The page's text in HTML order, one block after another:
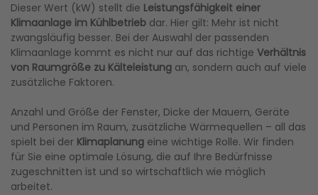
Dieser Wert (kW) stellt die Leistungsfähigkeit einer
Klimaanlage im Kühlbetrieb dar. Hier gilt: Mehr ist nicht
zwangsläufig besser. Bei der Auswahl der passenden
Klimaanlage kommt es nicht nur auf das richtige Verhältnis
von Raumgröße zu Kälteleistung an, sondern auch auf viele
zusätzliche Faktoren.
Anzahl und Größe der Fenster, Dicke der Mauern, Geräte
und Personen im Raum, zusätzliche Wärmequellen – all das
spielt bei der Klimaplanung eine wichtige Rolle. Wir finden
für Sie eine optimale Lösung, die auf Ihre Bedürfnisse
zugeschnitten ist und so wirtschaftlich wie möglich
arbeitet.